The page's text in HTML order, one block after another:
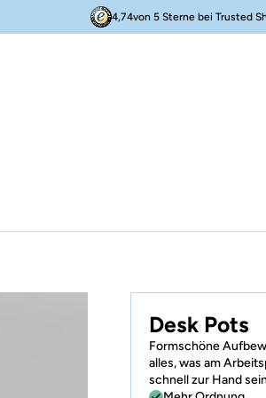
4,74von 5 Sterne bei Trusted
Desk Pots
Formschöne
alles, was am
schnell zur Hand